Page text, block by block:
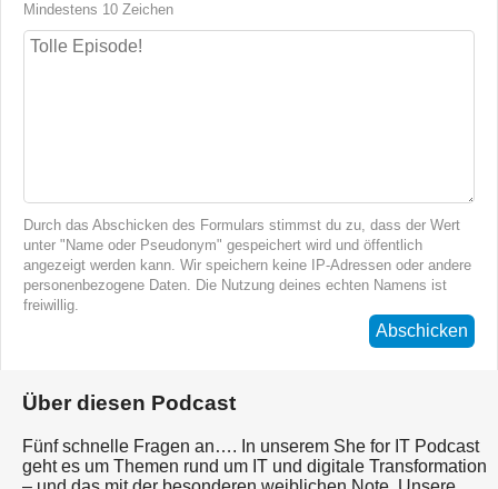
Mindestens 10 Zeichen
Durch das Abschicken des Formulars stimmst du zu, dass der Wert
unter "Name oder Pseudonym" gespeichert wird und öffentlich
angezeigt werden kann. Wir speichern keine IP-Adressen oder andere
personenbezogene Daten. Die Nutzung deines echten Namens ist
freiwillig.
Abschicken
Über diesen Podcast
Fünf schnelle Fragen an…. In unserem She for IT Podcast
geht es um Themen rund um IT und digitale Transformation